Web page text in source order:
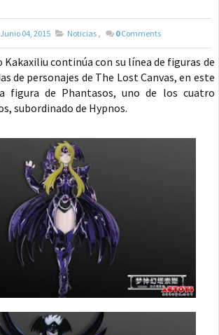
Junio 04, 2015 Noticias , 0 Comments
continúa con su línea de figuras de
de personajes de The Lost Canvas, en este
figura de Phantasos, uno de los cuatro
subordinado de Hypnos.